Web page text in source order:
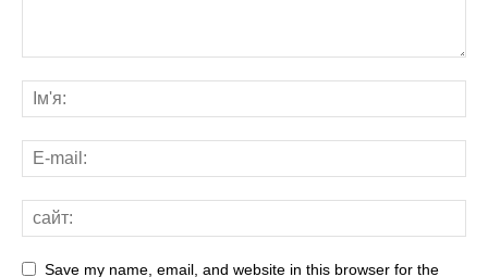
Save my name, email, and website in this browser for the